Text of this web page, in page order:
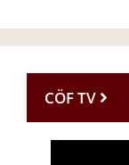
CÖF TV